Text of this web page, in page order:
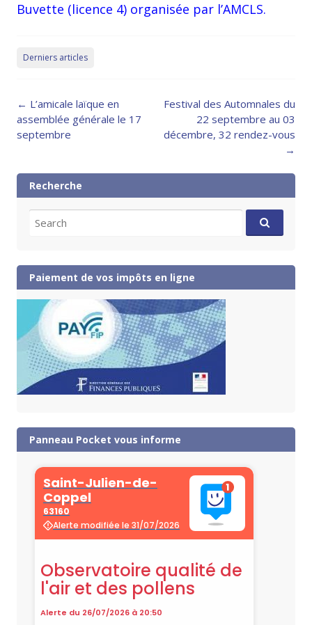
Buvette (licence 4) organisée par l’AMCLS.
Derniers articles
Post
navigation
← L’amicale laïque en
assemblée générale le 17
septembre
Festival des Automnales du
22 septembre au 03
décembre, 32 rendez-vous
→
Recherche
for:
Paiement de vos impôts en ligne
Panneau Pocket vous informe